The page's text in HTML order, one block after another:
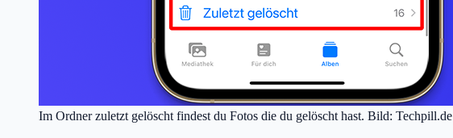
Im Ordner zuletzt gelöscht findest du Fotos die du gelöscht hast. Bild: Techpill.de